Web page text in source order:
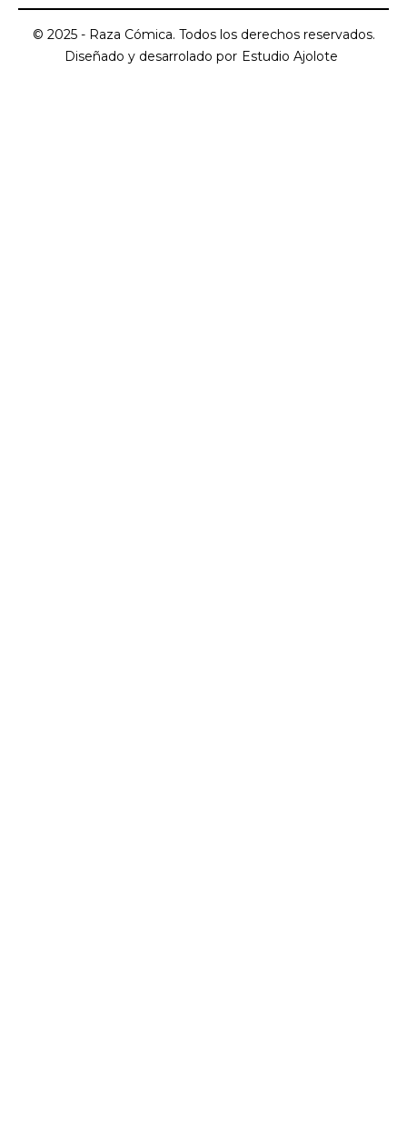
© 2025 - Raza Cómica. Todos los derechos reservados.
Diseñado y desarrolado por Estudio Ajolote